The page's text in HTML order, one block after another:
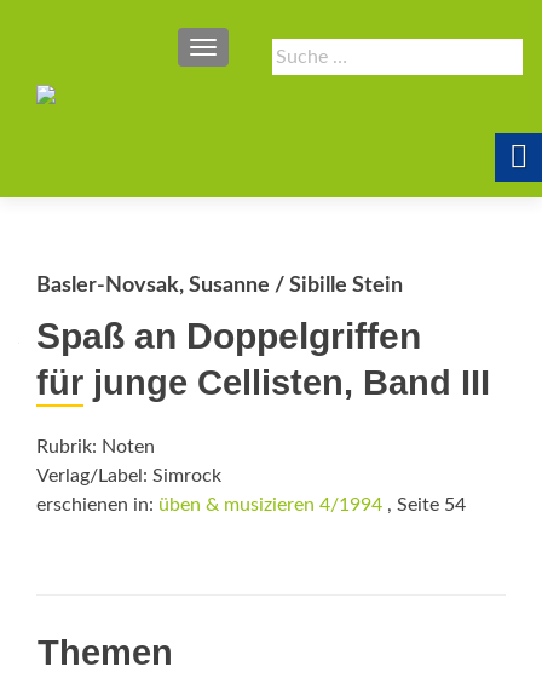
Suche
nach:
SCHALTE NAVIGATION
Basler-Novsak, Susanne / Sibille Stein
Spaß an Doppelgriffen
für junge Cellisten, Band III
Rubrik: Noten
Verlag/Label: Simrock
erschienen in: üben & musizieren 4/1994 , Seite 54
Themen